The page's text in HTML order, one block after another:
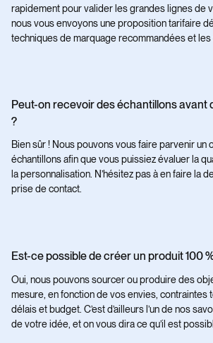
rapidement pour valider les grandes lignes de
nous vous envoyons une proposition tarifaire
techniques de marquage recommandées et les
Peut-on recevoir des échantillons avant
?
Bien sûr ! Nous pouvons vous faire parvenir un
échantillons afin que vous puissiez évaluer la
la personnalisation. N’hésitez pas à en faire la
prise de contact.
Est-ce possible de créer un produit 100
Oui, nous pouvons sourcer ou produire des
mesure, en fonction de vos envies, contraintes
délais et budget. C’est d’ailleurs l’un de nos
de votre idée, et on vous dira ce qu’il est